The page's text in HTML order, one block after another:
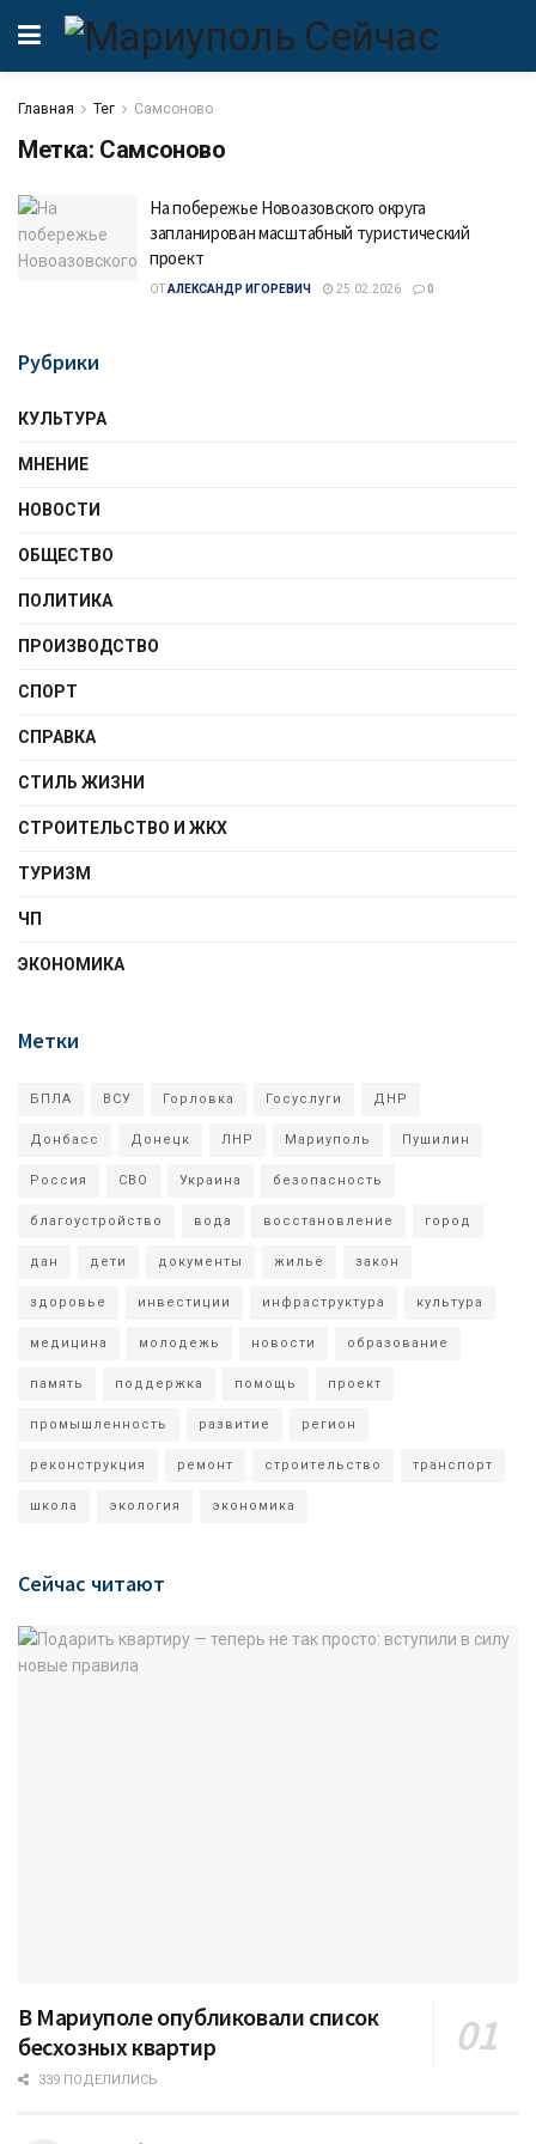
Главная Тег Самсоново
Метка: Самсоново
На побережье Новоазовского округа
запланирован масштабный туристический
проект
ОТАЛЕКСАНДР ИГОРЕВИЧ 25.02.2026 0
Рубрики
КУЛЬТУРА
МНЕНИЕ
НОВОСТИ
ОБЩЕСТВО
ПОЛИТИКА
ПРОИЗВОДСТВО
СПОРТ
СПРАВКА
СТИЛЬ ЖИЗНИ
СТРОИТЕЛЬСТВО И ЖКХ
ТУРИЗМ
ЧП
ЭКОНОМИКА
Метки
БПЛА ВСУ Горловка Госуслуги ДНР
Донбасс Донецк ЛНР Мариуполь Пушилин
Россия СВО Украина безопасность
благоустройство вода восстановление город
дан дети документы жильё закон
здоровье инвестиции инфраструктура культура
медицина молодежь новости образование
память поддержка помощь проект
промышленность развитие регион
реконструкция ремонт строительство транспорт
школа экология экономика
Сейчас читают
В Мариуполе опубликовали список
бесхозных квартир
339 ПОДЕЛИЛИСЬ